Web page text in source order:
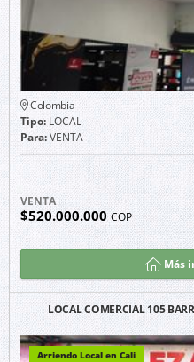
Colombia
Tipo:LOCAL
Para:VENTA
VENTA
$520.000.000COP
Más
LOCAL COMERCIAL 105
Arriendo Local en Cali